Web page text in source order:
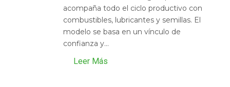
acompaña todo el ciclo productivo con
combustibles, lubricantes y semillas. El
modelo se basa en un vínculo de
confianza y...
Leer Más